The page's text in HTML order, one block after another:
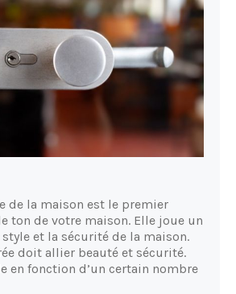
de la maison est le premier
ton de votre maison. Elle joue un
et la sécurité de la maison.
doit allier beauté et sécurité.
en fonction d’un certain nombre